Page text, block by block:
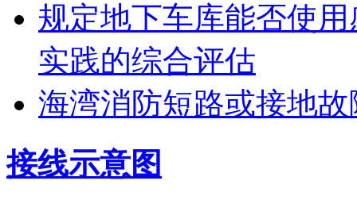
规定地下车库能否使
实践的综合评估
海湾消防短路或接地
接线示意图